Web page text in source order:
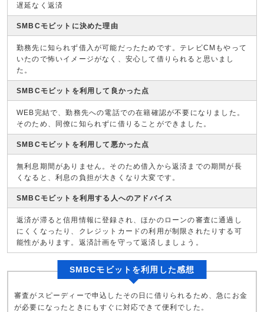
遅延なく返済
SMBCモビットに決めた理由
勤務先に知られず借入が可能だったためです。テレビCMもやって
いたので怖いイメージがなく、安心して借りられると思いまし
た。
SMBCモビットを利用して良かった点
WEB完結で、勤務先への電話での在籍確認が不要になりました。
そのため、同僚に知られずに借りることができました。
SMBCモビットを利用して悪かった点
無利息期間がありません。そのため借入から返済までの期間が長
くなると、利息の負担が大きくなり大変です。
SMBCモビットを利用する人へのアドバイス
返済が滞ると信用情報に登録され、ほかのローンの審査に通過し
にくくなったり、クレジットカードの利用が制限されたりする可
能性があります。返済計画を守って返済しましょう。
SMBCモビットを利用した感想
審査がスピーディーで申込したその日に借りられるため、急にお金
が必要になったときにもすぐに対応できて便利でした。